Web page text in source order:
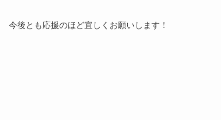
今後とも応援のほど宜しくお願いします！